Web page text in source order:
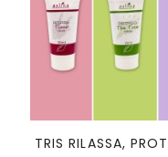
TRIS RILASSA,